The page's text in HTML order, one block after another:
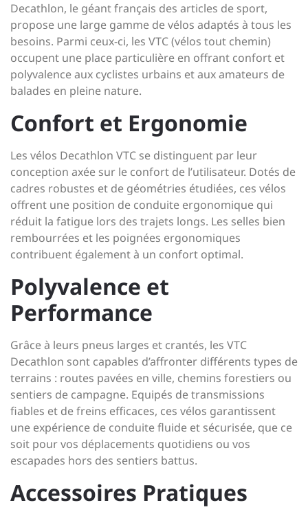
Decathlon, le géant français des articles de sport,
propose une large gamme de vélos adaptés à tous les
besoins. Parmi ceux-ci, les VTC (vélos tout chemin)
occupent une place particulière en offrant confort et
polyvalence aux cyclistes urbains et aux amateurs de
balades en pleine nature.
Confort et Ergonomie
Les vélos Decathlon VTC se distinguent par leur
conception axée sur le confort de l’utilisateur. Dotés de
cadres robustes et de géométries étudiées, ces vélos
offrent une position de conduite ergonomique qui
réduit la fatigue lors des trajets longs. Les selles bien
rembourrées et les poignées ergonomiques
contribuent également à un confort optimal.
Polyvalence et
Performance
Grâce à leurs pneus larges et crantés, les VTC
Decathlon sont capables d’affronter différents types de
terrains : routes pavées en ville, chemins forestiers ou
sentiers de campagne. Equipés de transmissions
fiables et de freins efficaces, ces vélos garantissent
une expérience de conduite fluide et sécurisée, que ce
soit pour vos déplacements quotidiens ou vos
escapades hors des sentiers battus.
Accessoires Pratiques